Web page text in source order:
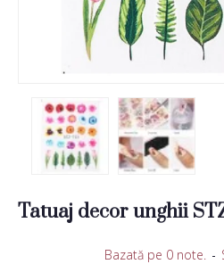
Tatuaj decor unghii
Bazată pe 0 note. -